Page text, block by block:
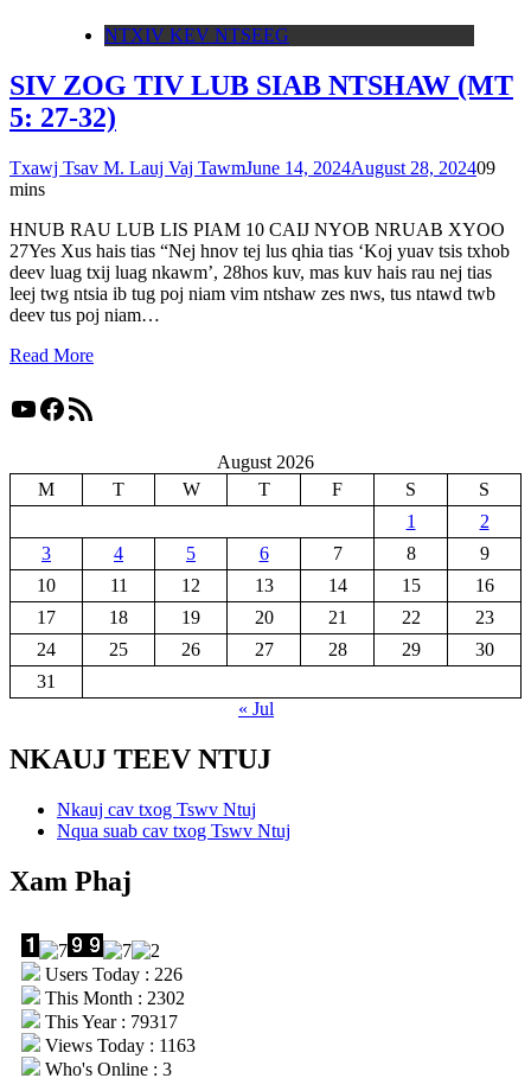
NTXIV KEV NTSEEG
SIV ZOG TIV LUB SIAB NTSHAW (MT
5: 27-32)
Txawj Tsav M. Lauj Vaj TawmJune 14, 2024August 28, 202409
mins
HNUB RAU LUB LIS PIAM 10 CAIJ NYOB NRUAB XYOO
27Yes Xus hais tias “Nej hnov tej lus qhia tias ‘Koj yuav tsis txhob
deev luag txij luag nkawm’, 28hos kuv, mas kuv hais rau nej tias
leej twg ntsia ib tug poj niam vim ntshaw zes nws, tus ntawd twb
deev tus poj niam…
Read More
YouTube
Facebook
RSS Feed
August 2026
M
T W T F S
S
1
2
3
4 5 6 7 8
9
10
11 12 13 14 15
16
17
18 19 20 21 22
23
24
25 26 27 28 29
30
31
« Jul
NKAUJ TEEV NTUJ
Nkauj cav txog Tswv Ntuj
Nqua suab cav txog Tswv Ntuj
Xam Phaj
Users Today : 226
This Month : 2302
This Year : 79317
Views Today : 1163
Who's Online : 3